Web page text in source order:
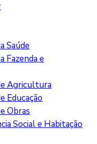
Saúde
Fazenda e
Agricultura
Educação
Obras
Social e Habitação